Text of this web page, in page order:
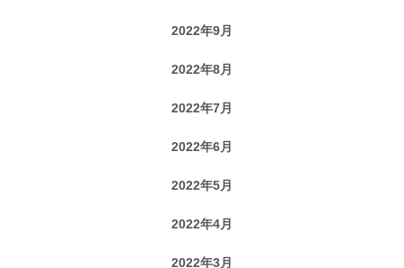
2022年9月
2022年8月
2022年7月
2022年6月
2022年5月
2022年4月
2022年3月